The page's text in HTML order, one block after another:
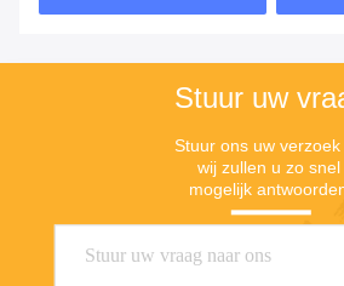
Stuur uw
Stuur ons uw verzoek
wij zullen u zo snel
mogelijk